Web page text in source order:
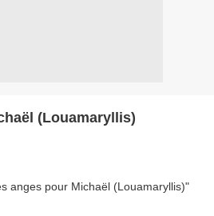
(Louamaryllis)